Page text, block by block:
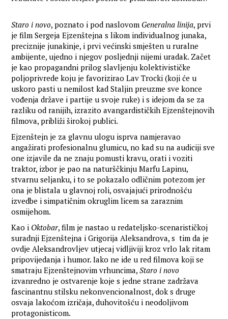
Staro i novo, poznato i pod naslovom Generalna linija, prvi
je film Sergeja Ejzenštejna s likom individualnog junaka,
preciznije junakinje, i prvi većinski smješten u ruralne
ambijente, ujedno i njegov posljednji nijemi uradak. Začet
je kao propagandni prilog slavljenju kolektivističke
poljoprivrede koju je favorizirao Lav Trocki (koji će u
uskoro pasti u nemilost kad Staljin preuzme sve konce
vođenja države i partije u svoje ruke) i s idejom da se za
razliku od ranijih, izrazito avangardističkih Ejzenštejnovih
filmova, približi širokoj publici.
Ejzenštejn je za glavnu ulogu isprva namjeravao
angažirati profesionalnu glumicu, no kad su na audiciji sve
one izjavile da ne znaju pomusti kravu, orati i voziti
traktor, izbor je pao na naturščkinju Marfu Lapinu,
stvarnu seljanku, i to se pokazalo odličnim potezom jer
ona je blistala u glavnoj roli, osvajajući prirodnošću
izvedbe i simpatičnim okruglim licem sa zaraznim
osmijehom.
Kao i Oktobar, film je nastao u redateljsko-scenarističkoj
suradnji Ejzenštejna i Grigorija Aleksandrova, s tim da je
ovdje Aleksandrovljev utjecaj vidljiviji kroz vrlo lak ritam
pripovijedanja i humor. Iako ne ide u red filmova koji se
smatraju Ejzenštejnovim vrhuncima,Staro i novo
izvanredno je ostvarenje koje s jedne strane zadržava
fascinantnu stilsku nekonvencionalnost, dok s druge
osvaja lakoćom izričaja, duhovitošću i neodoljivom
protagonisticom.